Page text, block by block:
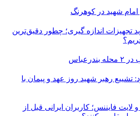
شهید در کوهرنگ
تجهیزات اندازه گیری؛ چطور دقیق‌ترین
تشییع رهبر شهید روز عهد و پیمان با
لایت فایننس؛ کاربران ایرانی قبل از